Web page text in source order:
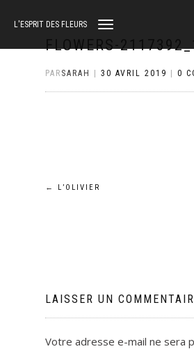
L'ESPRIT DES FLEURS
DÉPLIER
NAVIGATION
FLOWERS-
PAR SARAH 30 AVRIL 2019 0
Navigation
← L’OLIVIER
LAISSER UN
Votre adresse e-mail ne sera